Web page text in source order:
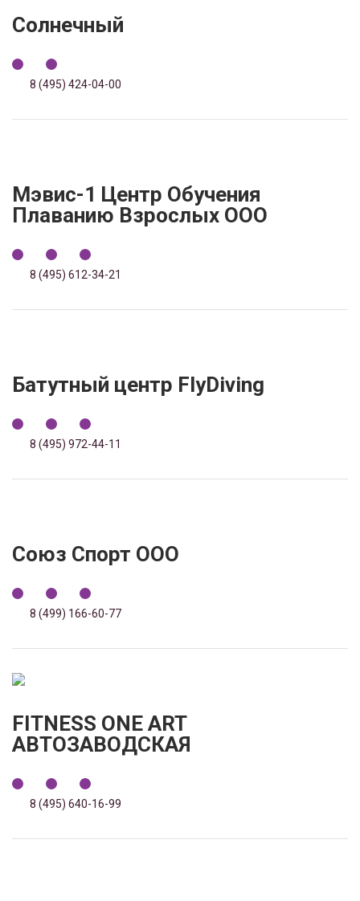
Солнечный
8 (495) 424-04-00
Мэвис-1 Центр Обучения
Плаванию Взрослых ООО
8 (495) 612-34-21
Батутный центр FlyDiving
8 (495) 972-44-11
Союз Спорт ООО
8 (499) 166-60-77
FITNESS ONE ART
АВТОЗАВОДСКАЯ
8 (495) 640-16-99